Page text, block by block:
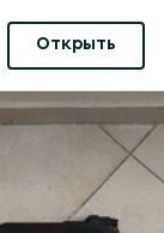
Открыть